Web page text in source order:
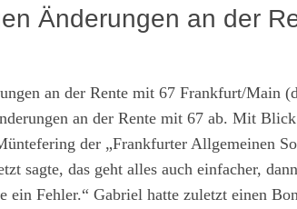
Änderungen an der
Frankfurt/Main
an der Rente mit 67 ab. Mit
der „Frankfurter Allgemeinen
sagte, das geht alles auch einfacher,
ein Fehler.“ Gabriel hatte zuletzt einen